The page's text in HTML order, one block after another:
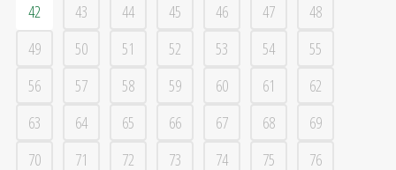
42
43 44 45 46 47
48
49
50 51 52 53 54
55
56
57 58 59 60 61
62
63
64 65 66 67 68
69
70
71 72 73 74 75
76